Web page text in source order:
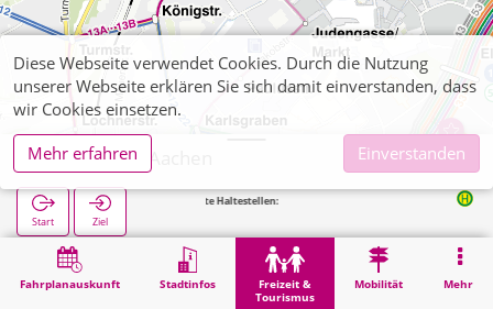
Fahrplanauskunft Stadtinfos
Freizeit &
Tourismus
Mobilität Mehr
Apollo Kino Aachen
Start Ziel
Nächste Haltestellen: Ponttor in
Freizeit & Tourismus Unterhaltung Apollo Kino Aachen
Diese Webseite verwendet Cookies. Durch die Nutzung
unserer Webseite erklären Sie sich damit einverstanden, dass
wir Cookies einsetzen.
Mehr erfahren
Einverstanden